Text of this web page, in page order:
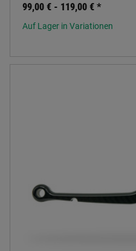
99,00 € - 119,00 € *
Auf Lager in Variationen